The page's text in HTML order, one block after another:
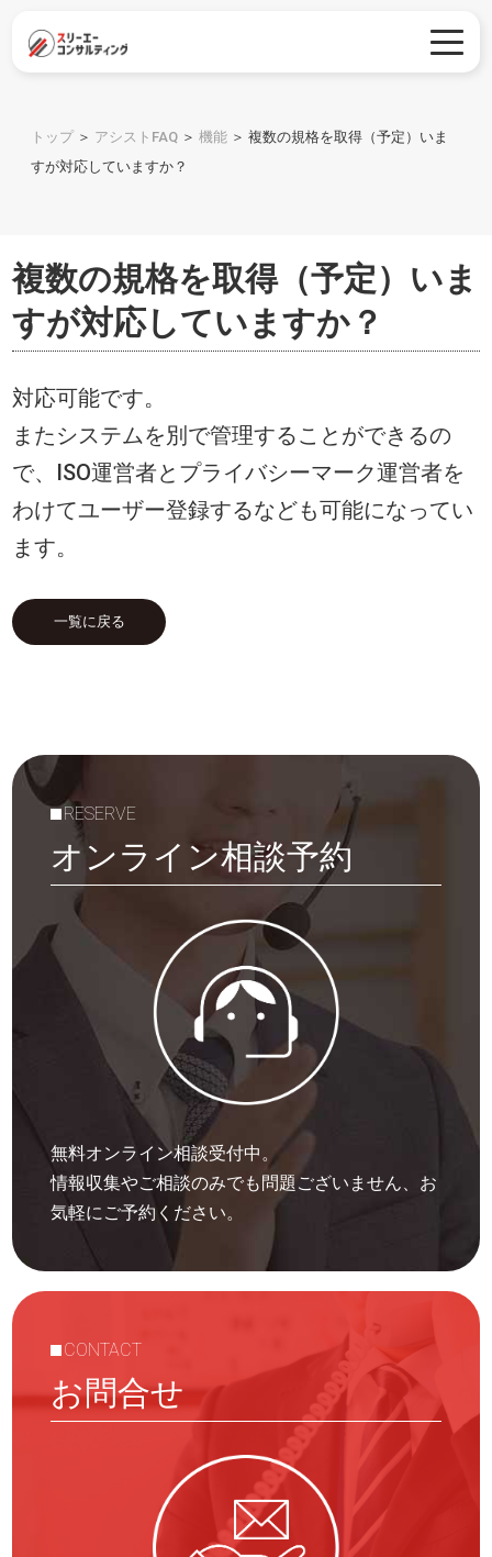
トップ ＞ アシストFAQ ＞ 機能 ＞ 複数の規格を取得（予定）いま
すが対応していますか？
複数の規格を取得（予定）いま
すが対応していますか？
対応可能です。
またシステムを別で管理することができるの
で、ISO運営者とプライバシーマーク運営者を
わけてユーザー登録するなども可能になってい
ます。
一覧に戻る
RESERVE
オンライン相談予約
無料オンライン相談受付中。
情報収集やご相談のみでも問題ございません、お
気軽にご予約ください。
CONTACT
お問合せ